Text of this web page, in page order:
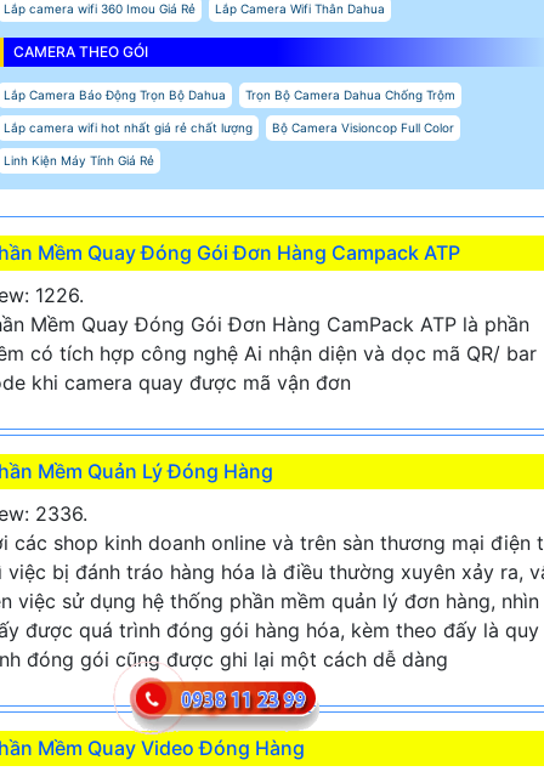
Lắp camera wifi 360 Imou Giá Rẻ Lắp Camera Wifi Thân Dahua
CAMERA THEO GÓI
Lắp Camera Báo Động Trọn Bộ Dahua Trọn Bộ Camera Dahua Chống Trộm
Lắp camera wifi hot nhất giá rẻ chất lượng Bộ Camera Visioncop Full Color
Linh Kiện Máy Tính Giá Rẻ
Mềm Quay Đóng Gói Đơn Hàng Campack ATP
1226.
Mềm Quay Đóng Gói Đơn Hàng CamPack ATP là phần
có tích hợp công nghệ Ai nhận diện và dọc mã QR/ bar
khi camera quay được mã vận đơn
Mềm Quản Lý Đóng Hàng
2336.
các shop kinh doanh online và trên sàn thương mại điện
việc bị đánh tráo hàng hóa là điều thường xuyên xảy ra,
việc sử dụng hệ thống phần mềm quản lý đơn hàng, nhìn
được quá trình đóng gói hàng hóa, kèm theo đấy là quy
đóng gói cũng được ghi lại một cách dễ dàng
Mềm Quay Video Đóng Hàng